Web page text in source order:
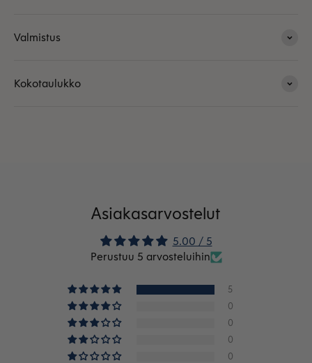
Valmistus
Kokotaulukko
Asiakasarvostelut
5.00 / 5
Perustuu 5 arvosteluihin
5
0
0
0
0